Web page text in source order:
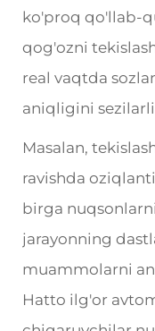
ko'proq qo'llab-
qog'ozni
real vaqtda
aniqligini
Masalan,
ravishda
birga
jarayonning
muammolarni
Hatto ilg'or